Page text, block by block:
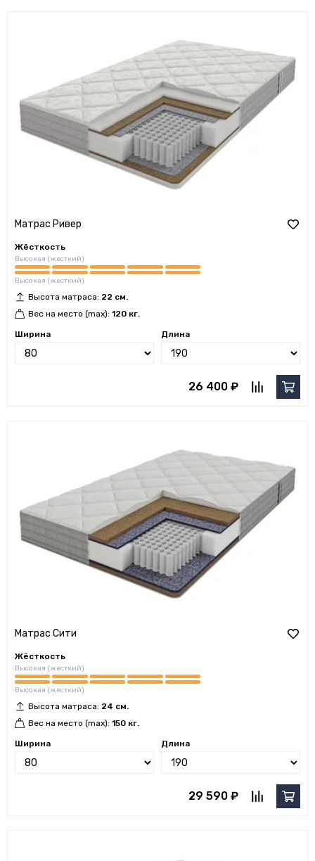
Матрас Ривер
Жёсткость
Высокая (жесткий)
Высокая (жесткий)
Высота матраса: 22 см.
Вес на место (max): 120 кг.
Ширина Длина
26 400 ₽
Матрас Сити
Жёсткость
Высокая (жесткий)
Высокая (жесткий)
Высота матраса: 24 см.
Вес на место (max): 150 кг.
Ширина Длина
29 590 ₽